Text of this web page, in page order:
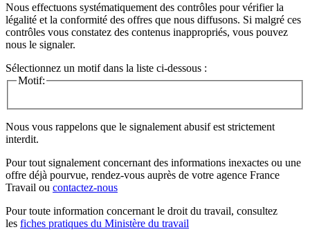
Nous effectuons systématiquement des contrôles pour vérifier la
légalité et la conformité des offres que nous diffusons. Si malgré ces
contrôles vous constatez des contenus inappropriés, vous pouvez
nous le signaler.
Sélectionnez un motif dans la liste ci-dessous :
Motif:
Nous vous rappelons que le signalement abusif est strictement
interdit.
Pour tout signalement concernant des informations inexactes ou une
offre déjà pourvue, rendez-vous auprès de votre agence France
Travail ou contactez-nous
Pour toute information concernant le droit du travail, consultez
les fiches pratiques du Ministère du travail